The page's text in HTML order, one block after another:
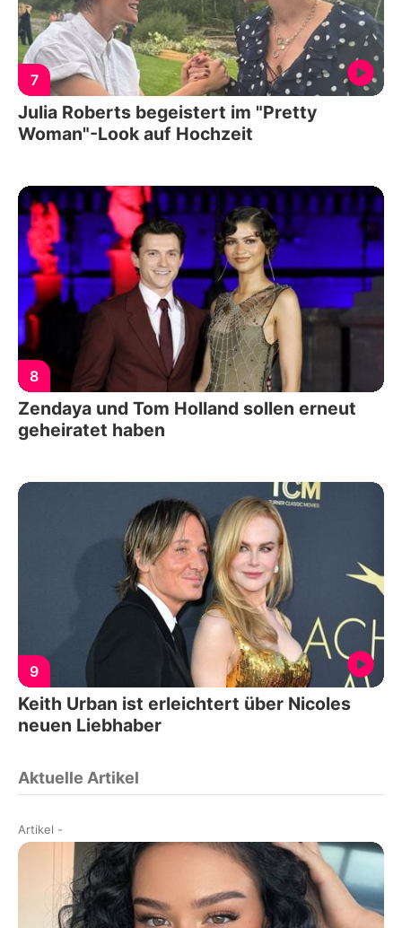
7
Julia Roberts begeistert im "Pretty
Woman"-Look auf Hochzeit
8
Zendaya und Tom Holland sollen erneut
geheiratet haben
9
Keith Urban ist erleichtert über Nicoles
neuen Liebhaber
Aktuelle Artikel
Artikel -